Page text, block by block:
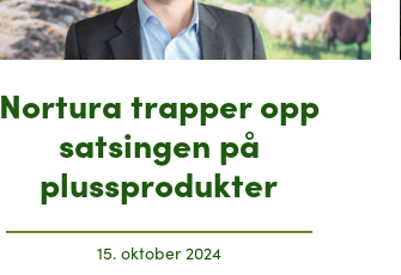
Nortura trapper opp
satsingen på
plussprodukter
15. oktober 2024